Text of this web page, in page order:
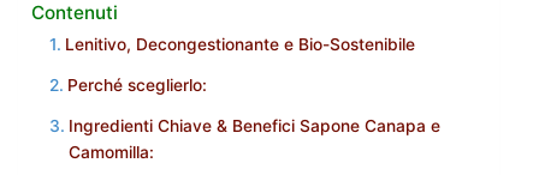
Contenuti
Lenitivo, Decongestionante e Bio-Sostenibile
Perché sceglierlo:
Ingredienti Chiave & Benefici Sapone Canapa e
Camomilla: